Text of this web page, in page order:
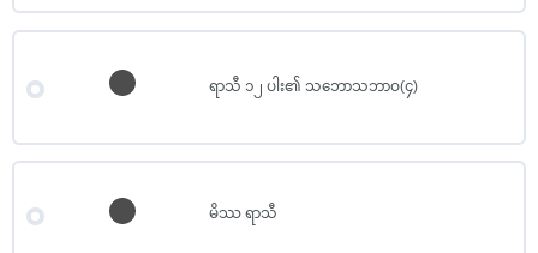
ရာသီ ၁၂ ပါး၏ သဘောသဘာဝ(၄)
မိဿ ရာသီ